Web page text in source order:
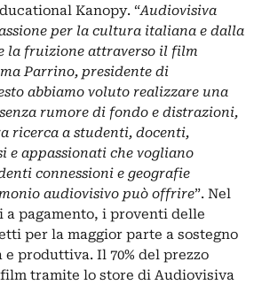
Kanopy. “Audiovisiva
per la cultura italiana e dalla
la fruizione attraverso il film
Parrino, presidente di
abbiamo voluto realizzare una
rumore di fondo e distrazioni,
ricerca a studenti, docenti,
e appassionati che vogliano
connessioni e geografie
audiovisivo può offrire”. Nel
a pagamento, i proventi delle
per la maggior parte a sostegno
produttiva. Il 70% del prezzo
tramite lo store di Audiovisiva